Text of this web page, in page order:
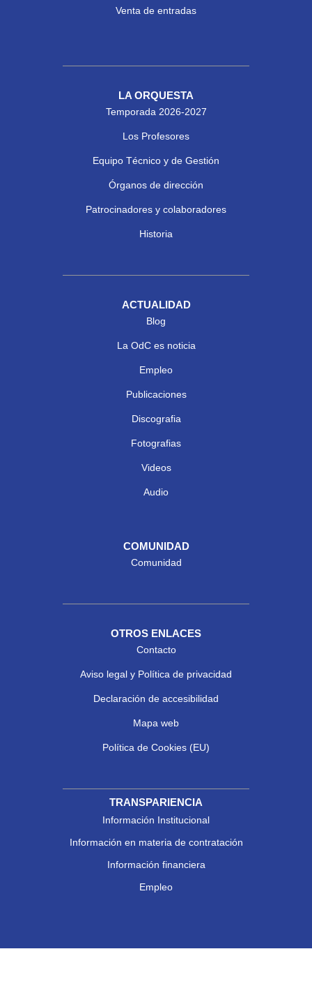
Venta de entradas
LA ORQUESTA
Temporada 2026-2027
Los Profesores
Equipo Técnico y de Gestión
Órganos de dirección
Patrocinadores y colaboradores
Historia
ACTUALIDAD
Blog
La OdC es noticia
Empleo
Publicaciones
Discografia
Fotografias
Videos
Audio
COMUNIDAD
Comunidad
OTROS ENLACES
Contacto
Aviso legal y Política de privacidad
Declaración de accesibilidad
Mapa web
Política de Cookies (EU)
TRANSPARIENCIA
Información Institucional
Información en materia de contratación
Información financiera
Empleo